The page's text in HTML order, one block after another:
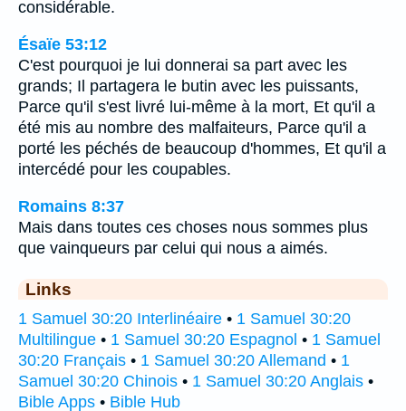
considérable.
Ésaïe 53:12
C'est pourquoi je lui donnerai sa part avec les
grands; Il partagera le butin avec les puissants,
Parce qu'il s'est livré lui-même à la mort, Et qu'il a
été mis au nombre des malfaiteurs, Parce qu'il a
porté les péchés de beaucoup d'hommes, Et qu'il a
intercédé pour les coupables.
Romains 8:37
Mais dans toutes ces choses nous sommes plus
que vainqueurs par celui qui nous a aimés.
Links
1 Samuel 30:20 Interlinéaire • 1 Samuel 30:20
Multilingue • 1 Samuel 30:20 Espagnol • 1 Samuel
30:20 Français • 1 Samuel 30:20 Allemand • 1
Samuel 30:20 Chinois • 1 Samuel 30:20 Anglais •
Bible Apps • Bible Hub